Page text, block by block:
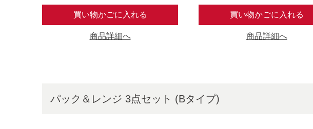
買い物かごに入れる
商品詳細へ
買い物かごに入れる
商品詳細へ
パック＆レンジ 3点セット (Bタイプ)